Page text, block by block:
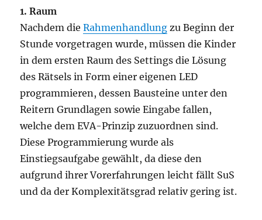
1. Raum
Nachdem dieRahmenhandlung zu Beginn der
Stunde vorgetragen wurde, müssen die Kinder
in dem ersten Raum des Settings die Lösung
des Rätsels in Form einer eigenen LED
programmieren, dessen Bausteine unter den
Reitern Grundlagen sowie Eingabe fallen,
welche dem EVA-Prinzip zuzuordnen sind.
Diese Programmierung wurde als
Einstiegsaufgabe gewählt, da diese den
aufgrund ihrer Vorerfahrungen leicht fällt SuS
und da der Komplexitätsgrad relativ gering ist.